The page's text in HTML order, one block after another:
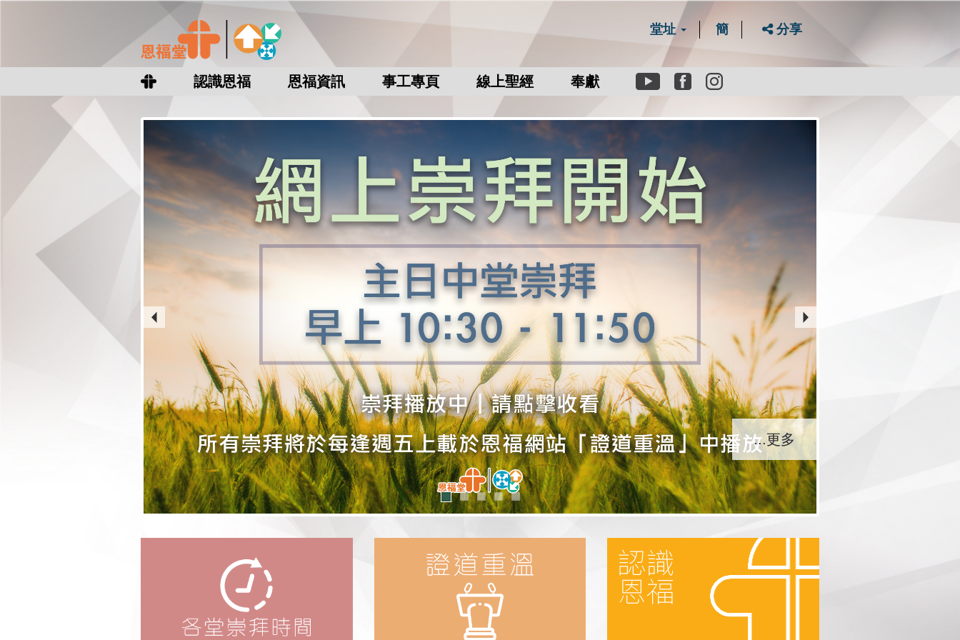
堂址 簡 分享
認識恩福 恩福資訊 事工專頁 線上聖經 奉獻
YoutubeFacebook
...更多
...更多